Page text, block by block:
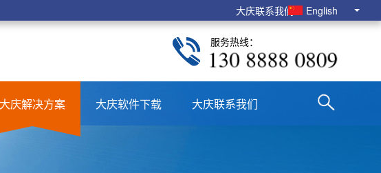
大庆联系我们 English
服务热线：
130 8888 0809
大庆解决方案 大庆软件下载 大庆联系我们